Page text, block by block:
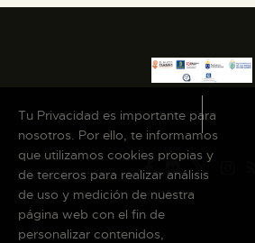
Tu Privacidad es importante para
nosotros. Por ello, te informamos
que utilizamos cookies propias y
de terceros para realizar análisis
de uso y medición de nuestra
página web con el fin de
personalizar contenidos,